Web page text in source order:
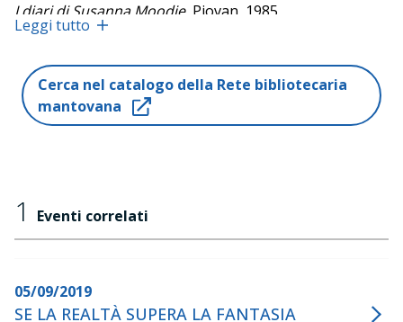
I diari di Susanna Moodie, Piovan, 1985
Poesie
Lady Oracolo, Giunti, 1986
Tornare a galla
, Serra e Riva, 1988 (Baldini & Castoldi,
2007)
Occhio di gatto
2018)
Le uova di Barbablù
Leggi tutto
Cerca nel catalogo della Rete bibliotecaria
mantovana
1 Eventi correlati
05/09/2019
SE LA REALTÀ SUPERA LA FANTASIA